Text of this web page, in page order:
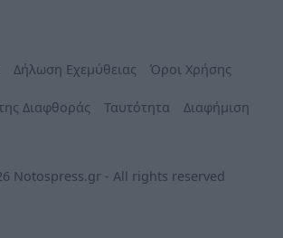
Δήλωση Εχεμύθειας Όροι Χρήσης
Διαφθοράς Ταυτότητα Διαφήμιση
Notospress.gr - All rights reserved